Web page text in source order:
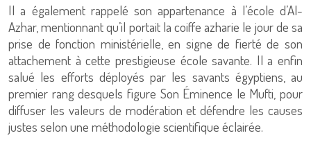
Il a également rappelé son appartenance à l’école d’Al-
Azhar, mentionnant qu’il portait la coiffe azharie le jour de sa
prise de fonction ministérielle, en signe de fierté de son
attachement à cette prestigieuse école savante. Il a enfin
salué les efforts déployés par les savants égyptiens, au
premier rang desquels figure Son Éminence le Mufti, pour
diffuser les valeurs de modération et défendre les causes
justes selon une méthodologie scientifique éclairée.